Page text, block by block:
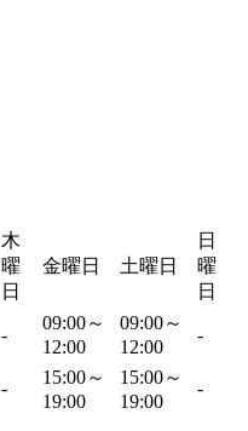
木
曜
日
金曜日 土曜日
日
曜
日
-
09:00～
12:00
09:00～
12:00
-
-
15:00～
19:00
15:00～
19:00
-